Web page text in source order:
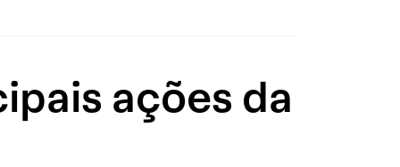
ações da